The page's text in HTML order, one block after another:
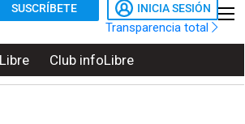
SUSCRÍBETE INICIA SESIÓN
Transparencia total
Club infoLibre